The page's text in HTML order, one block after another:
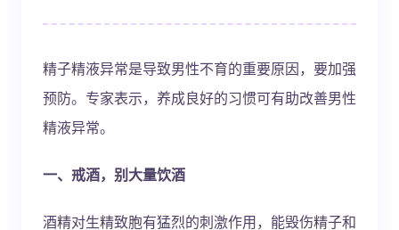
精子精液异常是导致男性不育的重要原因，要加强
预防。专家表示，养成良好的习惯可有助改善男性
精液异常。
一、戒酒，别大量饮酒
酒精对生精致胞有猛烈的刺激作用，能毁伤精子和